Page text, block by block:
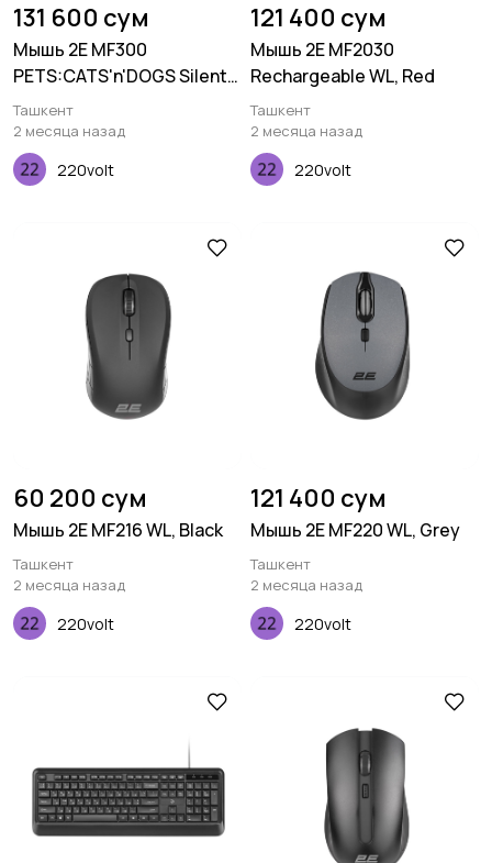
131 600 сум
Мышь 2E MF300
PETS:CATS'n'DOGS Silent
WL BT, желтый
Ташкент
2 месяца назад
220volt
121 400 сум
Мышь 2E MF2030
Rechargeable WL, Red
Ташкент
2 месяца назад
220volt
60 200 сум
Мышь 2E MF216 WL, Black
Ташкент
2 месяца назад
220volt
121 400 сум
Мышь 2E MF220 WL, Grey
Ташкент
2 месяца назад
220volt